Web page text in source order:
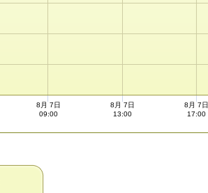
8月 7日
09:00
8月 7日
13:00
8月 7日
17:00